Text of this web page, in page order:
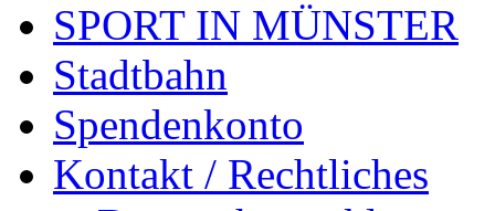
SPORT IN MÜNSTER
Stadtbahn
Spendenkonto
Kontakt / Rechtliches